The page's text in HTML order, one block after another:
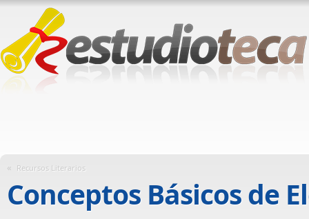
« Recursos Literarios
Conceptos Básicos de